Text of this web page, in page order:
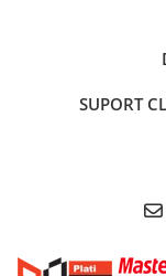
SUPORT